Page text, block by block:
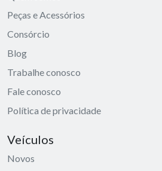
Peças e Acessórios
Consórcio
Blog
Trabalhe conosco
Fale conosco
Política de privacidade
Veículos
Novos